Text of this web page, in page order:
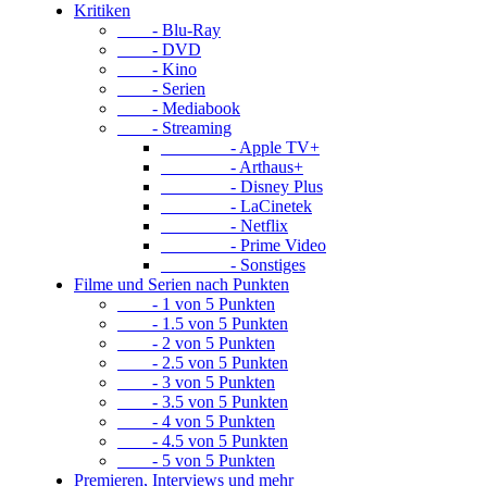
Kritiken
- Blu-Ray
- DVD
- Kino
- Serien
- Mediabook
- Streaming
- Apple TV+
- Arthaus+
- Disney Plus
- LaCinetek
- Netflix
- Prime Video
- Sonstiges
Filme und Serien nach Punkten
- 1 von 5 Punkten
- 1.5 von 5 Punkten
- 2 von 5 Punkten
- 2.5 von 5 Punkten
- 3 von 5 Punkten
- 3.5 von 5 Punkten
- 4 von 5 Punkten
- 4.5 von 5 Punkten
- 5 von 5 Punkten
Premieren, Interviews und mehr